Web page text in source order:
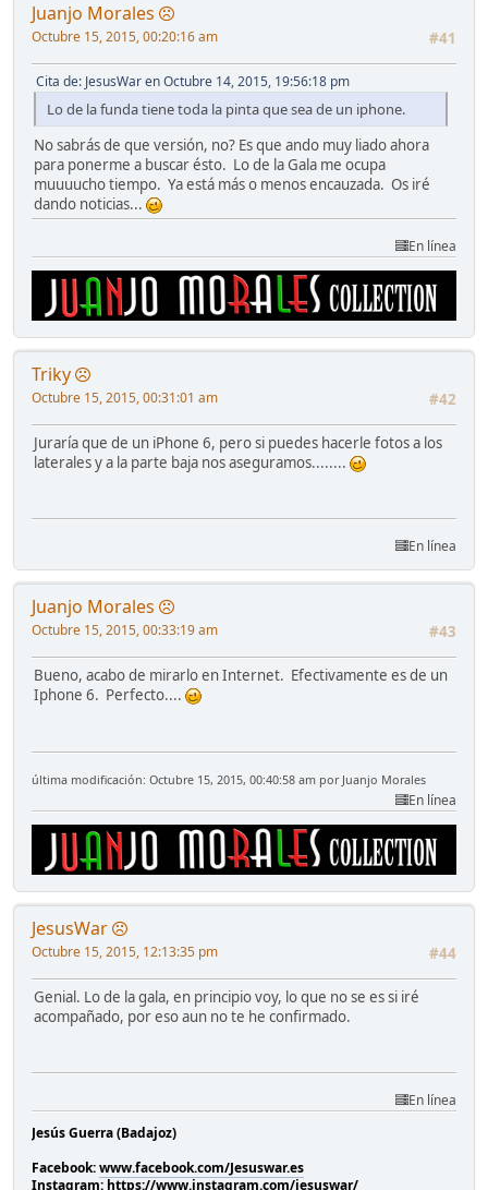
Juanjo Morales
#41
Octubre 15, 2015, 00:20:16 am
Cita de: JesusWar en Octubre 14, 2015, 19:56:18 pm
Lo de la funda tiene toda la pinta que sea de un iphone.
No sabrás de que versión, no? Es que ando muy liado ahora
para ponerme a buscar ésto. Lo de la Gala me ocupa
muuuucho tiempo. Ya está más o menos encauzada. Os iré
dando noticias...
En línea
Triky
#42
Octubre 15, 2015, 00:31:01 am
Juraría que de un iPhone 6, pero si puedes hacerle fotos a los
laterales y a la parte baja nos aseguramos........
En línea
Juanjo Morales
#43
Octubre 15, 2015, 00:33:19 am
Bueno, acabo de mirarlo en Internet. Efectivamente es de un
Iphone 6. Perfecto....
última modificación: Octubre 15, 2015, 00:40:58 am por Juanjo Morales
En línea
JesusWar
#44
Octubre 15, 2015, 12:13:35 pm
Genial. Lo de la gala, en principio voy, lo que no se es si iré
acompañado, por eso aun no te he confirmado.
En línea
Jesús Guerra (Badajoz)
Facebook:www.facebook.com/Jesuswar.es
Instagram: https://www.instagram.com/jesuswar/